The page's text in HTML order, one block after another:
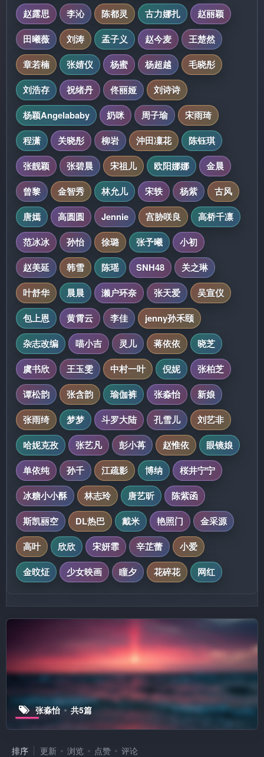
赵露思
李沁 陈都灵 古力娜扎
赵丽颖
田曦薇
刘涛 孟子义 赵今麦
王楚然
章若楠
张婧仪 杨蜜 杨超越
毛晓彤
刘浩存
祝绪丹 佟丽娅
刘诗诗
杨颖Angelababy
奶咪 周子瑜
宋雨琦
程潇
关晓彤 柳岩 沖田凜花
陈钰琪
张靓颖
张碧晨 宋祖儿 欧阳娜娜
金晨
曾黎
金智秀 林允儿 宋轶 杨紫
古风
唐嫣
高圆圆 Jennie 宫胁咲良
高桥千凛
范冰冰
孙怡 徐璐 张予曦
小初
赵美延
韩雪 陈瑶 SNH48
关之琳
叶舒华
晨晨 濑户环奈 张天爱
吴宣仪
包上恩
黄霄云 李佳
jenny孙禾颐
杂志改编
喵小吉 灵儿 蒋依依
晓芝
虞书欣
王玉雯 中村一叶 倪妮
张柏芝
谭松韵
张含韵 瑜伽裤 张淼怡
新娘
张雨绮
梦梦 斗罗大陆 孔雪儿
刘艺非
哈妮克孜
张艺凡 彭小苒 赵惟依
眼镜娘
单依纯
孙千 江疏影 博纳
桜井宁宁
冰糖小小酥
林志玲 唐艺昕
陈紫函
斯凯丽空
DL热巴 戴米 艳照门
金采源
高叶
欣欣 宋妍霏 辛芷蕾
小爱
金旼炡
少女映画 瞳夕 花碎花 网红
张淼怡 共5篇
排序 更新 浏览 点赞 评论